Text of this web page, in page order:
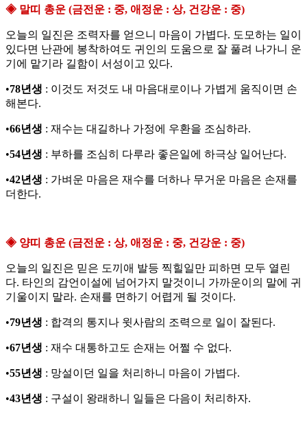
◈ 말띠 총운 (금전운 : 중, 애정운 : 상, 건강운 : 중)
오늘의 일진은 조력자를 얻으니 마음이 가볍다. 도모하는 일이
있다면 난관에 봉착하여도 귀인의 도움으로 잘 풀려 나가니 운
기에 맡기라 길함이 서성이고 있다.
•78년생 : 이것도 저것도 내 마음대로이나 가볍게 움직이면 손
해본다.
•66년생 : 재수는 대길하나 가정에 우환을 조심하라.
•54년생 : 부하를 조심히 다루라 좋은일에 하극상 일어난다.
•42년생 : 가벼운 마음은 재수를 더하나 무거운 마음은 손재를
더한다.
◈ 양띠 총운 (금전운 : 상, 애정운 : 중, 건강운 : 중)
오늘의 일진은 믿은 도끼애 발등 찍힐일만 피하면 모두 열린
다. 타인의 감언이설에 넘어가지 말것이니 가까운이의 말에 귀
기울이지 말라. 손재를 면하기 어렵게 될 것이다.
•79년생 : 합격의 통지나 윗사람의 조력으로 일이 잘된다.
•67년생 : 재수 대통하고도 손재는 어쩔 수 없다.
•55년생 : 망설이던 일을 처리하니 마음이 가볍다.
•43년생 : 구설이 왕래하니 일들은 다음이 처리하자.